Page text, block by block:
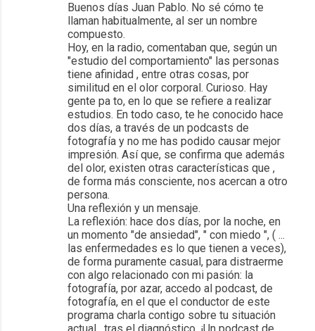
Buenos días Juan Pablo. No sé cómo te
llaman habitualmente, al ser un nombre
compuesto.
Hoy, en la radio, comentaban que, según un
"estudio del comportamiento" las personas
tiene afinidad , entre otras cosas, por
similitud en el olor corporal. Curioso. Hay
gente pa to, en lo que se refiere a realizar
estudios. En todo caso, te he conocido hace
dos días, a través de un podcasts de
fotografía y no me has podido causar mejor
impresión. Así que, se confirma que además
del olor, existen otras características que ,
de forma más consciente, nos acercan a otro
persona.
Una reflexión y un mensaje.
La reflexión: hace dos días, por la noche, en
un momento "de ansiedad", " con miedo ", ( ...
las enfermedades es lo que tienen a veces),
de forma puramente casual, para distraerme
con algo relacionado con mi pasión: la
fotografía, por azar, accedo al podcast, de
fotografía, en el que el conductor de este
programa charla contigo sobre tu situación